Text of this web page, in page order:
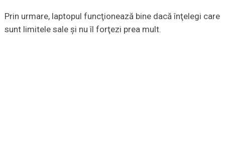
Prin urmare, laptopul funcţionează bine dacă înţelegi care
sunt limitele sale şi nu îl forţezi prea mult.